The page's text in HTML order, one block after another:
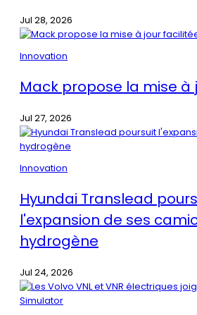
Jul 28, 2026
Innovation
Mack propose la mise à
Jul 27, 2026
Innovation
Hyundai Translead
l'expansion de ses
hydrogène
Jul 24, 2026